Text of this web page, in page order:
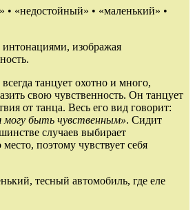
• «недостойный» • «маленький» •
изображая
всегда танцует охотно и много,
свою чувственность. Он танцует
от танца. Весь его вид говорит:
быть чувственным». Сидит
случаев выбирает
поэтому чувствует себя
тесный автомобиль, где еле